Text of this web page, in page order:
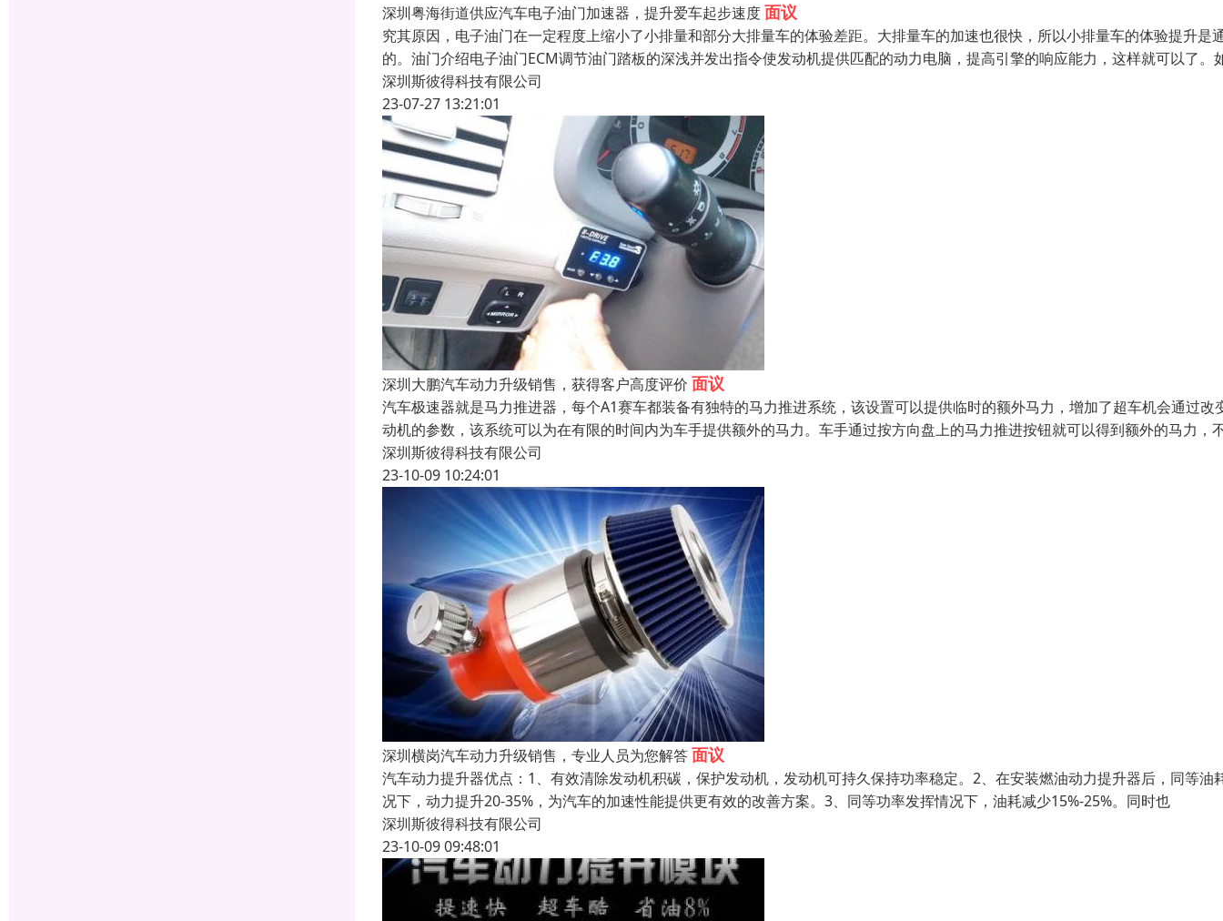
深圳粤海街道供应汽车电子油门加速器，提升爱车起步速度面议
究其原因，电子油门在一定程度上缩小了小排量和部分大排量车的体验差距。大排量车的加速也很快，所以小排量车的体验提升是
的。油门介绍电子油门ECM调节油门踏板的深浅并发出指令使发动机提供匹配的动力电脑，提高引擎的响应能力，这样就可以了。
深圳斯彼得科技有限公司
23-07-27 13:21:01
深圳大鹏汽车动力升级销售，获得客户高度评价 面议
汽车极速器就是马力推进器，每个A1赛车都装备有独特的马力推进系统，该设置可以提供临时的额外马力，增加了超车机会通过改
动机的参数，该系统可以为在有限的时间内为车手提供额外的马力。车手通过按方向盘上的马力推进按钮就可以得到额外的马力，
深圳斯彼得科技有限公司
23-10-09 10:24:01
深圳横岗汽车动力升级销售，专业人员为您解答面议
汽车动力提升器优点：1、有效清除发动机积碳，保护发动机，发动机可持久保持功率稳定。2、在安装燃油动力提升器后，同等油
况下，动力提升20-35%，为汽车的加速性能提供更有效的改善方案。3、同等功率发挥情况下，油耗减少15%-25%。同时也
深圳斯彼得科技有限公司
23-10-09 09:48:01